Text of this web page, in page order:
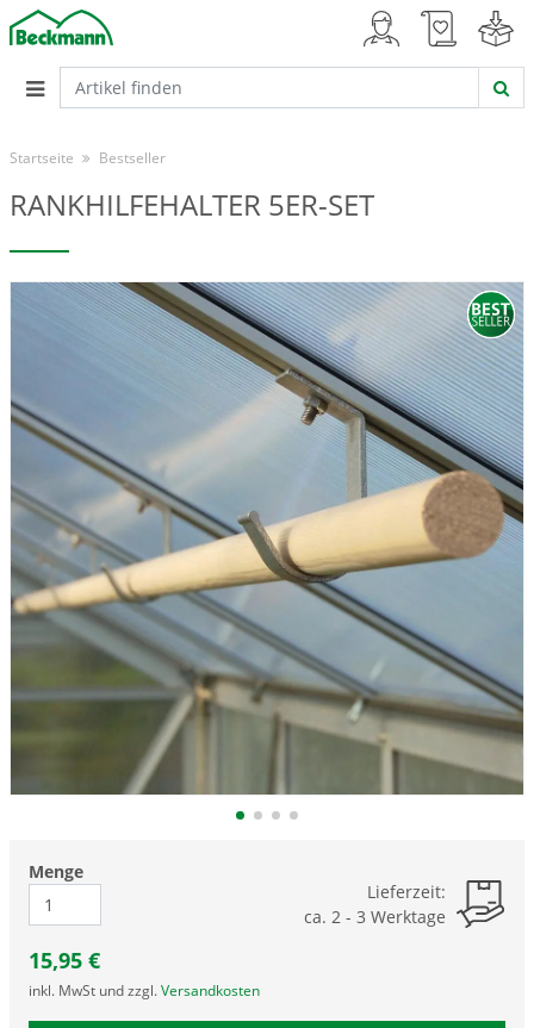
Startseite Bestseller
RANKHILFEHALTER 5ER-SET
Menge
Lieferzeit:
ca. 2 - 3 Werktage
15,95 €
inkl. MwSt und zzgl. Versandkosten